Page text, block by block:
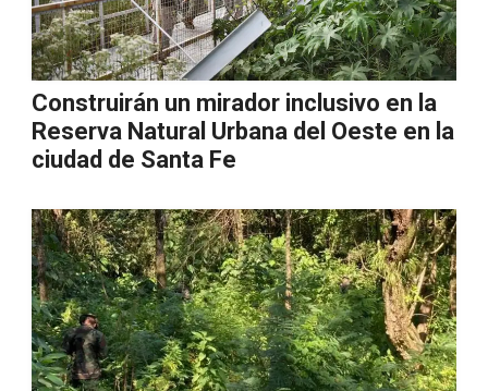
Construirán un mirador inclusivo en la
Reserva Natural Urbana del Oeste en la
ciudad de Santa Fe